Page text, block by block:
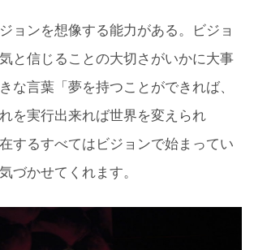
ョンを想像する能力がある。ビジョ
と信じることの大切さがいかに大事
な言葉「夢を持つことができれば、
を実行出来れば世界を変えられ
するすべてはビジョンで始まってい
づかせてくれます。